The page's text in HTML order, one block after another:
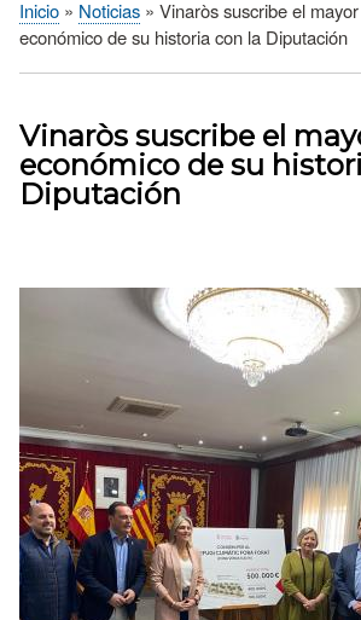
Sobrescribir
ayuda
a
la
navegación
Inicio Noticias
Vinaròs suscribe el
económico de su historia con la Diputación
Vinaròs suscribe el
económico de su
Diputación